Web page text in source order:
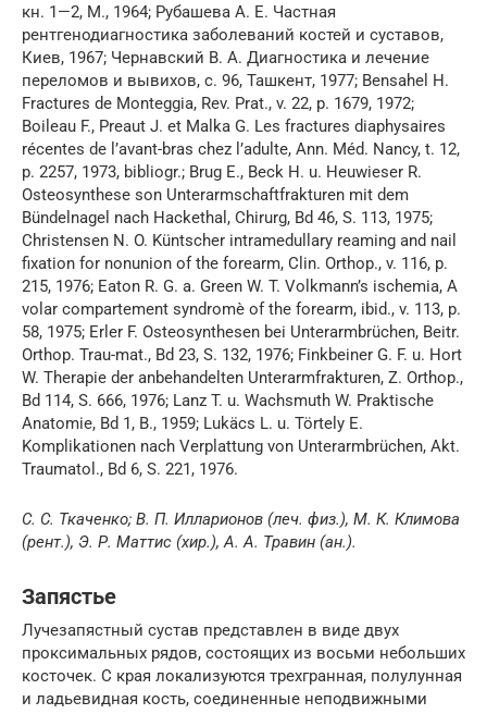
кн. 1—2, М., 1964; Рубашева А. Е. Частная
рентгенодиагностика заболеваний костей и суставов,
Киев, 1967; Чернавский В. А. Диагностика и лечение
переломов и вывихов, с. 96, Ташкент, 1977; Bensahel Н.
Fractures de Monteggia, Rev. Prat., v. 22, p. 1679, 1972;
Boileau F., Preaut J. et Malka G. Les fractures diaphysaires
récentes de l’avant-bras chez l’adulte, Ann. Méd. Nancy, t. 12,
p. 2257, 1973, bibliogr.; Brug E., Beck H. u. Heuwieser R.
Osteosynthese son Unterarmschaftfrakturen mit dem
Bündelnagel nach Hackethal, Chirurg, Bd 46, S. 113, 1975;
Christensen N. O. Küntscher intramedullary reaming and nail
fixation for nonunion of the forearm, Clin. Orthop., v. 116, p.
215, 1976; Eatоn R. G. a. Green W. T. Volkmann’s ischemia, A
volar compartement syndromè of the forearm, ibid., v. 113, p.
58, 1975; Erler F. Osteosynthesen bei Unterarmbrüchen, Beitr.
Orthop. Trau-mat., Bd 23, S. 132, 1976; Finkbeiner G. F. u. Hort
W. Therapie der anbehandelten Unterarmfrakturen, Z. Orthop.,
Bd 114, S. 666, 1976; Lanz T. u. Wachsmuth W. Praktische
Anatomie, Bd 1, B., 1959; Lukäcs L. u. Törtely E.
Komplikationen nach Verplattung von Unterarmbrüchen, Akt.
Traumatol., Bd 6, S. 221, 1976.
C. C. Ткаченко; В. П. Илларионов (леч. физ.), М. К. Климова
(рент.), Э. Р. Маттис (хир.), А. А. Травин (ан.).
Запястье
Лучезапястный сустав представлен в виде двух
проксимальных рядов, состоящих из восьми небольших
косточек. С края локализуются трехгранная, полулунная
и ладьевидная кость, соединенные неподвижными